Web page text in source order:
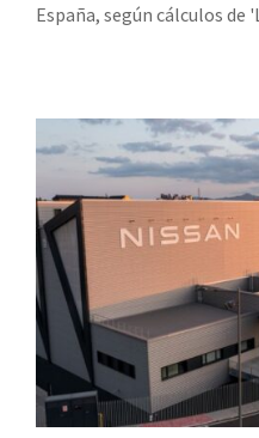
España, según cálculos de